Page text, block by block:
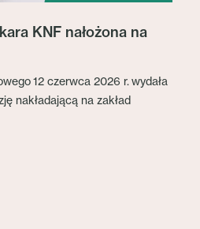
KNF nałożona na
12 czerwca 2026 r. wydała
nakładającą na zakład